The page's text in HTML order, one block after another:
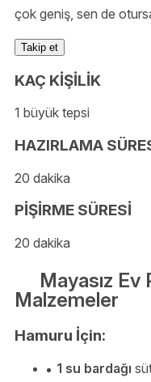
çok geniş, sen de
Takip et
KAÇ KİŞİLİK
1 büyük tepsi
HAZIRLAMA
20 dakika
PİŞİRME SÜRESİ
20 dakika
Mayasız Ev
Malzemeler
Hamuru İçin:
1 su bardağı